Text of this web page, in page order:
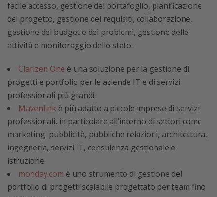
facile accesso, gestione del portafoglio, pianificazione
del progetto, gestione dei requisiti, collaborazione,
gestione del budget e dei problemi, gestione delle
attività e monitoraggio dello stato.
Clarizen One è una soluzione per la gestione di
progetti e portfolio per le aziende IT e di servizi
professionali più grandi.
Mavenlink è più adatto a piccole imprese di servizi
professionali, in particolare all’interno di settori come
marketing, pubblicità, pubbliche relazioni, architettura,
ingegneria, servizi IT, consulenza gestionale e
istruzione.
monday.com è uno strumento di gestione del
portfolio di progetti scalabile progettato per team fino